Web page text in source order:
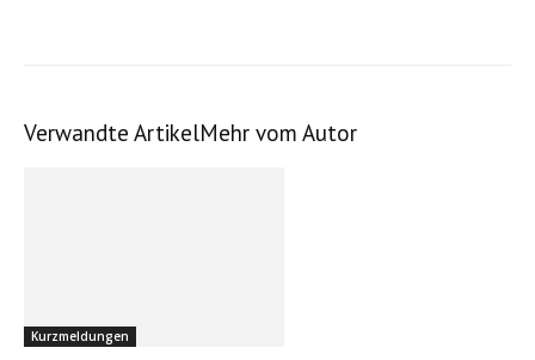
Verwandte ArtikelMehr vom Autor
Kurzmeldungen